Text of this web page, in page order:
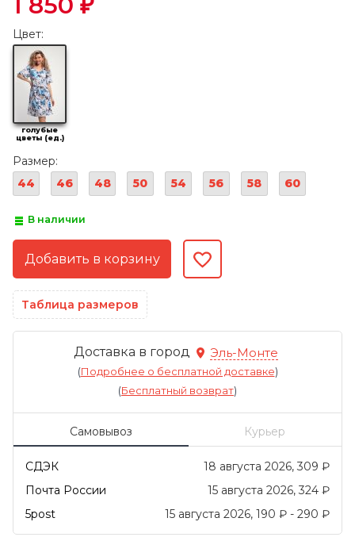
₽
Цвет:
голубые
цветы (ед.)
Размер:
44
46 48 50 54 56 58 60
В наличии
Таблица размеров
Доставка в город Эль-Монте
(Подробнее о бесплатной доставке)
(Бесплатный возврат)
Самовывоз Курьер
СДЭК 18 августа 2026 309 ₽
Почта России
15 августа 2026 324 ₽
5post
15 августа 2026 190 ₽ - 290 ₽